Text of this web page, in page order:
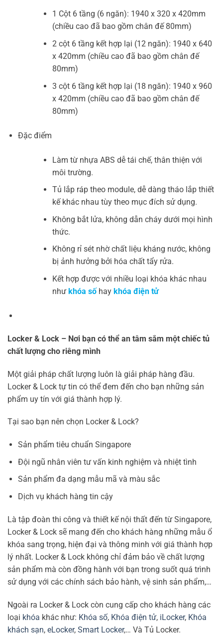
1 Cột 6 tầng (6 ngăn): 1940 x 320 x 420mm
(chiều cao đã bao gồm chân đế 80mm)
2 cột 6 tầng kết hợp lại (12 ngăn): 1940 x 640
x 420mm (chiều cao đã bao gồm chân đế
80mm)
3 cột 6 tầng kết hợp lại (18 ngăn): 1940 x 960
x 420mm (chiều cao đã bao gồm chân đế
80mm)
Đặc điểm
Làm từ nhựa ABS dễ tái chế, thân thiện với
môi trường.
Tủ lắp ráp theo module, dễ dàng tháo lắp thiết
kế khác nhau tùy theo mục đích sử dụng.
Không bắt lửa, không dẫn cháy dưới mọi hình
thức.
Không rỉ sét nhờ chất liệu kháng nước, không
bị ảnh hưởng bởi hóa chất tẩy rửa.
Kết hợp được với nhiều loại khóa khác nhau
như khóa sốhay khóa điện tử
Locker & Lock – Nơi bạn có thể an tâm sắm một chiếc tủ
chất lượng cho riêng mình
Một giải pháp chất lượng luôn là giải pháp hàng đầu.
Locker & Lock tự tin có thể đem đến cho bạn những sản
phẩm uy tín với giá thành hợp lý.
Tại sao bạn nên chọn Locker & Lock?
Sản phẩm tiêu chuẩn Singapore
Đội ngũ nhân viên tư vấn kinh nghiệm và nhiệt tình
Sản phẩm đa dạng mẫu mã và màu sắc
Dịch vụ khách hàng tin cậy
Là tập đoàn thi công và thiết kế nội thất đến từ Singapore,
Locker & Lock sẽ mang đến cho khách hàng những mẫu ổ
khóa sang trọng, hiện đại và thông minh với giá thành hợp
lý nhất. Locker & Lock không chỉ đảm bảo về chất lượng
sản phẩm mà còn đồng hành với bạn trong suốt quá trình
sử dụng với các chính sách bảo hành, vệ sinh sản phẩm,…
Ngoài ra Locker & Lock còn cung cấp cho khách hàng các
loại khóa khác như: Khóa số, Khóa điện tử, iLocker, Khóa
khách sạn, eLocker, Smart Locker,… Và Tủ Locker.